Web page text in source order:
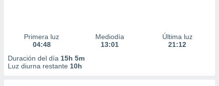
Primera luz
04:48
Mediodía
13:01
Última luz
21:12
Duración del día 15h 5m
Luz diurna restante 10h